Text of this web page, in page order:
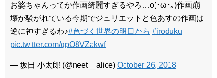
お婆ちゃんってか作画綺麗すぎるやろ…o(･ω･｡)作画崩
壊が騒がれている今期でジュリエットと色あすの作画は
逆に神すぎるわ♪#色づく世界の明日から #iroduku
pic.twitter.com/qpO8VZakwf
— 坂田 小太郎 (@neet__alice) October 26, 2018